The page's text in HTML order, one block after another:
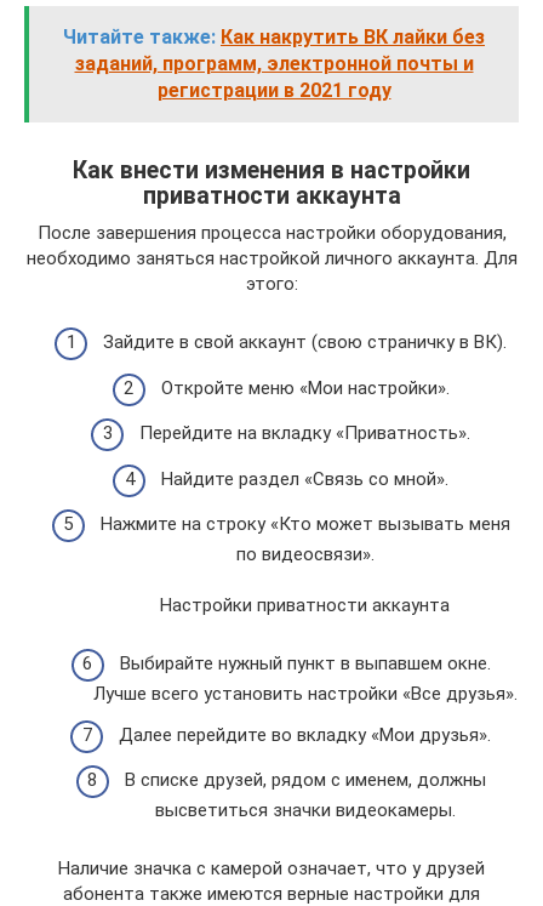
Читайте также: Как накрутить ВК лайки без
заданий, программ, электронной почты и
регистрации в 2021 году
Как внести изменения в настройки
приватности аккаунта
После завершения процесса настройки оборудования,
необходимо заняться настройкой личного аккаунта. Для
этого:
Зайдите в свой аккаунт (свою страничку в ВК).
Откройте меню «Мои настройки».
Перейдите на вкладку «Приватность».
Найдите раздел «Связь со мной».
Нажмите на строку «Кто может вызывать меня
по видеосвязи».
Настройки приватности аккаунта
Выбирайте нужный пункт в выпавшем окне.
Лучше всего установить настройки «Все друзья».
Далее перейдите во вкладку «Мои друзья».
В списке друзей, рядом с именем, должны
высветиться значки видеокамеры.
Наличие значка с камерой означает, что у друзей
абонента также имеются верные настройки для